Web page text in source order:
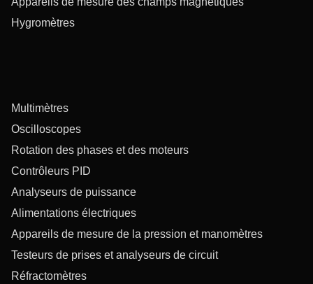
Hygromètres
Multimètres
Oscilloscopes
Rotation des phases et des moteurs
Contrôleurs PID
Analyseurs de puissance
Alimentations électriques
Appareils de mesure de la pression et manomètres
Testeurs de prises et analyseurs de circuit
Réfractomètres